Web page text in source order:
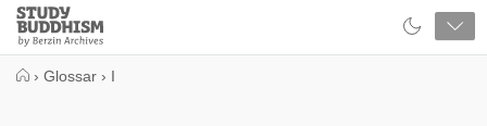
Close
Study
Buddhism
› Glossar › I